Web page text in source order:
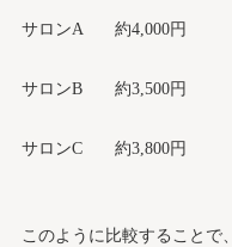
サロンA 約4,000円
サロンB 約3,500円
サロンC 約3,800円
このように比較することで